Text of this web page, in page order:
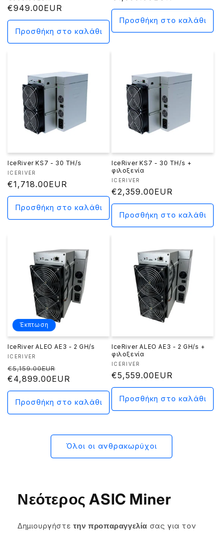
τιμή
έκπτωσης
€949.00EUR
Προσθήκη στο καλάθι
τιμή
Προσθήκη στο καλάθι
IceRiver KS7 - 30 TH/s
Προμηθευτής:
ICERIVER
Κανονική
τιμή
€1,718.00EUR
Προσθήκη στο καλάθι
IceRiver KS7 - 30 TH/s +
φιλοξενία
Προμηθευτής:
ICERIVER
Κανονική
τιμή
€2,359.00EUR
Προσθήκη στο καλάθι
Έκπτωση
IceRiver ALEO AE3 - 2 GH/s
Προμηθευτής:
ICERIVER
Κανονική
τιμή
€5,159.00EUR
έκπτωσης
€4,899.00EUR
Προσθήκη στο καλάθι
IceRiver ALEO AE3 - 2 GH/s +
φιλοξενία
Προμηθευτής:
ICERIVER
Κανονική
τιμή
€5,559.00EUR
Προσθήκη στο καλάθι
Όλοι οι ανθρακωρύχοι
Νεότερος ASIC Miner
Δημιουργήστε την προπαραγγελία σας για τον